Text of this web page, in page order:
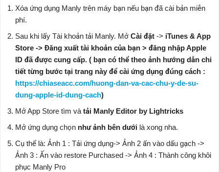
Xóa ứng dụng Manly trên máy bạn nếu bạn đã cài bản miễn
phí.
Sau khi lấy Tài khoản tải Manly. Mở Cài đặt-> iTunes & App
Store -> Đăng xuất tài khoản của bạn > đăng nhập Apple
ID đã được cung cấp. ( bạn có thể theo ảnh hướng dẫn chi
tiết từng bước tại trang này để cài ứng dụng đúng cách :
https://chiaseacc.com/huong-dan-va-cac-chu-y-de-su-
dung-apple-id-dung-cach)
Mở App Store tìm và tải Manly Editor by Lightricks
Mở ứng dụng chọn như ảnh bên dưới là xong nha.
Cụ thể là: Ảnh 1 : Tải ứng dụng-> Ảnh 2 ấn vào dấu gạch ->
Ảnh 3 : Ấn vào restore Purchased -> Ảnh 4 : Thành công khôi
phục Manly Pro